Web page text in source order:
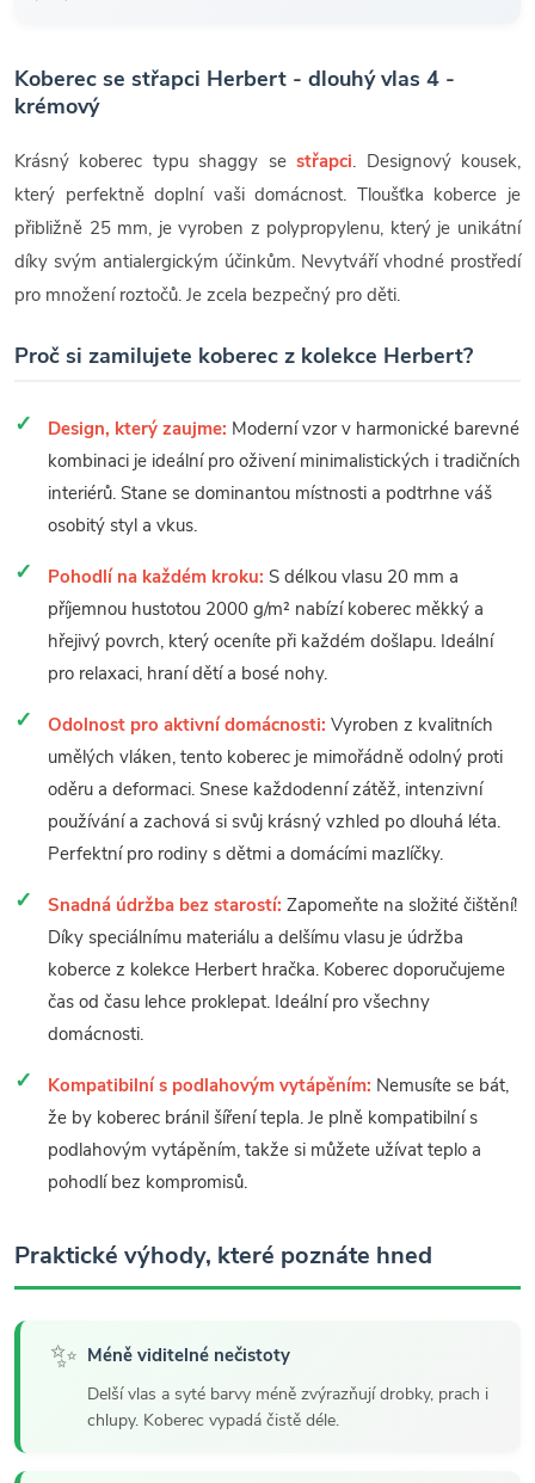
Koberec se střapci Herbert - dlouhý vlas 4 -
krémový
Krásný koberec typu shaggy sestřapci. Designový kousek,
který perfektně doplní vaši domácnost. Tloušťka koberce je
přibližně 25 mm, je vyroben z polypropylenu, který je unikátní
díky svým antialergickým účinkům. Nevytváří vhodné prostředí
pro množení roztočů. Je zcela bezpečný pro děti.
Proč si zamilujete koberec z kolekce Herbert?
Design, který zaujme: Moderní vzor v harmonické barevné
kombinaci je ideální pro oživení minimalistických i tradičních
interiérů. Stane se dominantou místnosti a podtrhne váš
osobitý styl a vkus.
Pohodlí na každém kroku: S délkou vlasu 20 mm a
příjemnou hustotou 2000 g/m² nabízí koberec měkký a
hřejivý povrch, který oceníte při každém došlapu. Ideální
pro relaxaci, hraní dětí a bosé nohy.
Odolnost pro aktivní domácnosti: Vyroben z kvalitních
umělých vláken, tento koberec je mimořádně odolný proti
oděru a deformaci. Snese každodenní zátěž, intenzivní
používání a zachová si svůj krásný vzhled po dlouhá léta.
Perfektní pro rodiny s dětmi a domácími mazlíčky.
Snadná údržba bez starostí: Zapomeňte na složité čištění!
Díky speciálnímu materiálu a delšímu vlasu je údržba
koberce z kolekce Herbert hračka. Koberec doporučujeme
čas od času lehce proklepat. Ideální pro všechny
domácnosti.
Kompatibilní s podlahovým vytápěním: Nemusíte se bát,
že by koberec bránil šíření tepla. Je plně kompatibilní s
podlahovým vytápěním, takže si můžete užívat teplo a
pohodlí bez kompromisů.
Praktické výhody, které poznáte hned
✨ Méně viditelné nečistoty
Delší vlas a syté barvy méně zvýrazňují drobky, prach i
chlupy. Koberec vypadá čistě déle.